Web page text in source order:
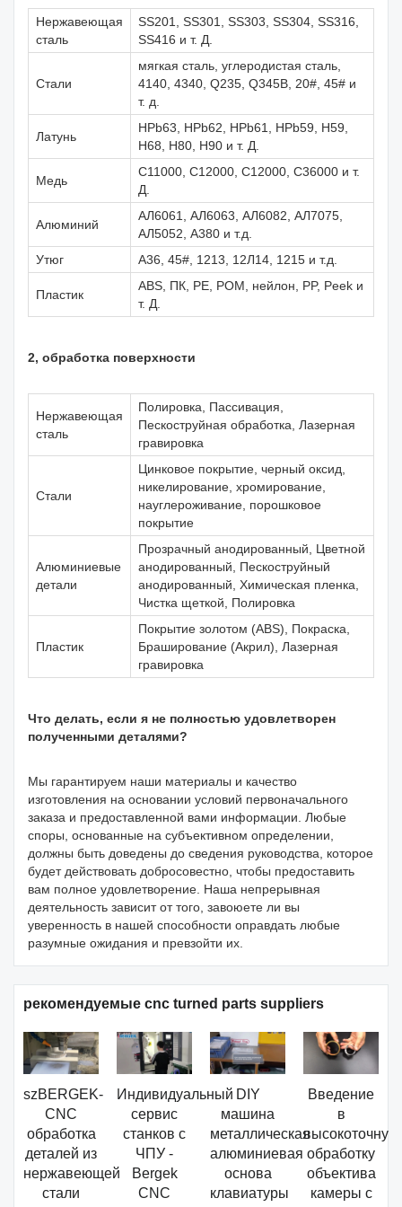
Нержавеющая
сталь
SS201, SS301, SS303, SS304, SS316,
SS416 и т. Д.
Стали
мягкая сталь, углеродистая сталь,
4140, 4340, Q235, Q345B, 20#, 45# и
т. д.
Латунь
HPb63, HPb62, HPb61, HPb59, H59,
H68, H80, H90 и т. Д.
Медь
C11000, C12000, C12000, C36000 и т.
Д.
Алюминий
АЛ6061, АЛ6063, АЛ6082, АЛ7075,
АЛ5052, А380 и т.д.
Утюг
А36, 45#, 1213, 12Л14, 1215 и т.д.
Пластик
ABS, ПК, PE, POM, нейлон, PP, Peek и
т. Д.
2, обработка поверхности
Нержавеющая
сталь
Полировка, Пассивация,
Пескоструйная обработка, Лазерная
гравировка
Стали
Цинковое покрытие, черный оксид,
никелирование, хромирование,
науглероживание, порошковое
покрытие
Алюминиевые
детали
Прозрачный анодированный, Цветной
анодированный, Пескоструйный
анодированный, Химическая пленка,
Чистка щеткой, Полировка
Пластик
Покрытие золотом (ABS), Покраска,
Браширование (Акрил), Лазерная
гравировка
Что делать, если я не полностью удовлетворен
полученными деталями?
Мы гарантируем наши материалы и качество
изготовления на основании условий первоначального
заказа и предоставленной вами информации. Любые
споры, основанные на субъективном определении,
должны быть доведены до сведения руководства, которое
будет действовать добросовестно, чтобы предоставить
вам полное удовлетворение. Наша непрерывная
деятельность зависит от того, завоюете ли вы
уверенность в нашей способности оправдать любые
разумные ожидания и превзойти их.
рекомендуемые cnc turned parts suppliers
szBERGEK-
CNC
обработка
деталей из
нержавеющей
стали
Индивидуальный
сервис
станков с
ЧПУ -
Bergek
CNC
DIY
машина
металлическая
алюминиевая
основа
клавиатуры
Введение
в
высокоточную
обработку
объектива
камеры с